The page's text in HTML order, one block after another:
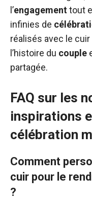
l’engagementtout
infinies de
réalisés avec le
l’histoire du couple
partagée.
FAQ sur les
inspirations
célébration
Comment
cuir pour le
?